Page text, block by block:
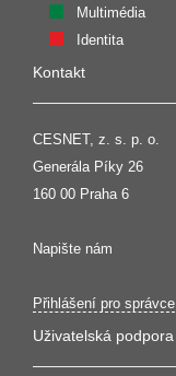
Multimédia
Identita
Kontakt
CESNET, z. s. p. o.
Generála Píky 26
160 00 Praha 6
Napište nám
Přihlášení pro správce
Uživatelská podpora